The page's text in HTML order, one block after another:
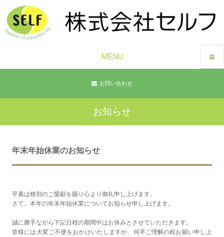
MENU
お問い合わせ
お知らせ
年末年始休業のお知らせ
平素は格別のご愛顧を賜り心より御礼申し上げます。
さて、本年の年末年始休業についてお知らせ申し上げます。
誠に勝手ながら下記日程の期間中はお休みとさせていただきます。
皆様には大変ご不便をおかけいたしますが、何卒ご理解の程お願い申し上